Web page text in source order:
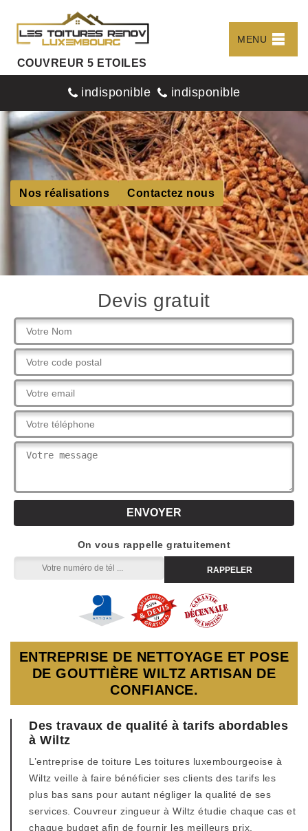
COUVREUR 5 ETOILES
MENU
indisponible indisponible
Nos réalisations Contactez nous
Devis gratuit
On vous rappelle gratuitement
ENTREPRISE DE NETTOYAGE ET POSE
DE GOUTTIÈRE WILTZ ARTISAN DE
CONFIANCE.
Des travaux de qualité à tarifs abordables
à Wiltz
L’entreprise de toiture Les toitures luxembourgeoise à
Wiltz veille à faire bénéficier ses clients des tarifs les
plus bas sans pour autant négliger la qualité de ses
services. Couvreur zingueur à Wiltz étudie chaque cas et
chaque budget afin de fournir les meilleurs prix.